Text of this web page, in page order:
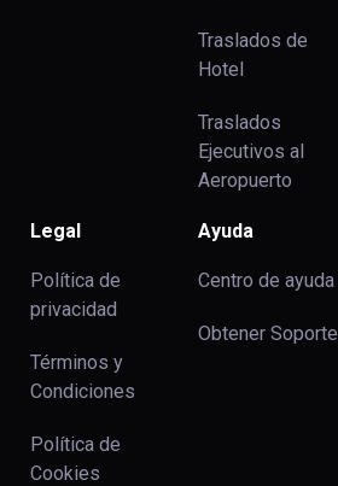
Traslados de
Hotel
Traslados
Ejecutivos al
Aeropuerto
Legal
Política de
privacidad
Términos y
Condiciones
Política de
Cookies
Ayuda
Centro de ayuda
Obtener Soporte